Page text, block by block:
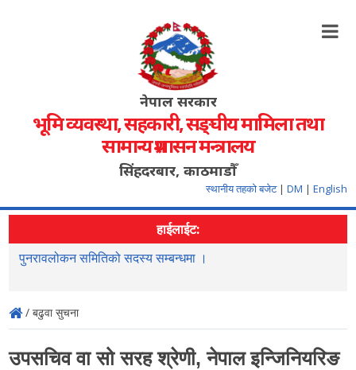
नेपाल सरकार
भूमि व्यवस्था, सहकारी, सङ्‍घीय मामिला तथा
सामान्य प्रशासन मन्त्रालय
सिंहदरबार, काठमाडौँ
स्थानीय तहको बजेट | DM | English
हाईलाईट:
पुनरावलोकन समितिको सदस्य सम्बन्धमा ।
/ बढुवा सुचना
उपसचिव वा सो सरह श्रेणी, नेपाल इन्जिनियरिङ